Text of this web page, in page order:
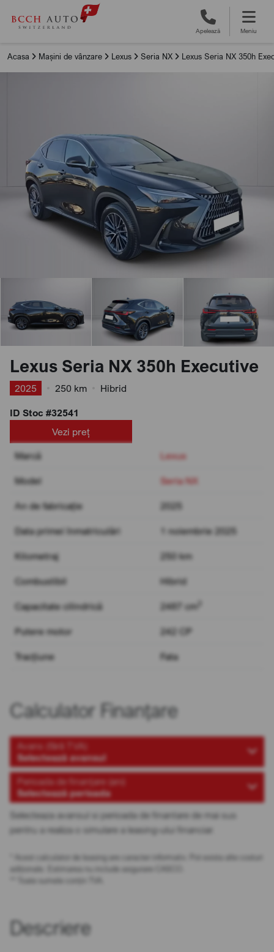
Apelează Meniu
Acasa Mașini de vânzare Lexus Seria NX Lexus Seria NX 350h
Lexus Seria NX 350h Executive
2025 250 km
Hibrid
ID Stoc #32541
Vezi preț
Marcă
Lexus
Model Seria NX
An de fabricație 2025
Data primei înmatriculări 1 noiembrie 2025
Kilometraj 250 km
Combustibil Hibrid
Capacitate cilindrică 2487 cm
Putere motor 242 CP
Tracțiune Fata
Calculator Finanțare
Avans (fără TVA)
Selectează avansul
Perioada de finanțare (ani)
Selectează perioada
Selecteaza avansul si perioada de finantare de mai sus
pentru a realiza o simulare a leasing-ului financiar.
* Acest calculator de leasing are caracter informativ. Pot exista alte costuri
adiționale. Estimarea nu include asigurare CASCO.
** Toate sumele conțin TVA.
Descriere